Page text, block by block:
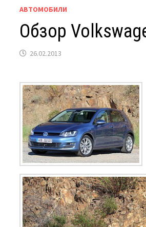
АВТОМОБИЛИ
Обзор
26.02.2013